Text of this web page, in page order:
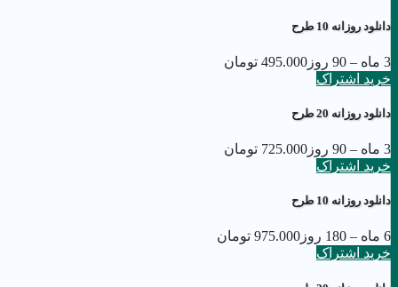
دانلود روزانه 10 طرح
495.000 تومان
خرید اشتراک
دانلود روزانه 20 طرح
725.000 تومان
خرید اشتراک
دانلود روزانه 10 طرح
975.000 تومان
خرید اشتراک